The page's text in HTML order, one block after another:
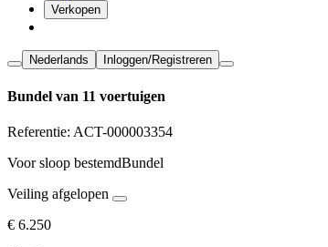
Verkopen
Nederlands Inloggen/Registreren
Bundel van 11 voertuigen
Referentie: ACT-000003354
Voor sloop bestemdBundel
Veiling afgelopen
€ 6.250